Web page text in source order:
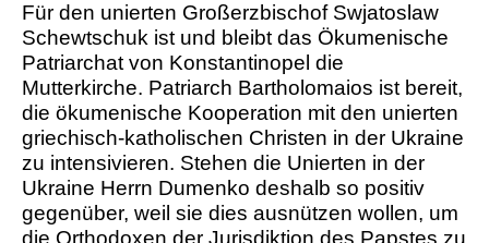
Für den unierten Großerzbischof Swjatoslaw
Schewtschuk ist und bleibt das Ökumenische
Patriarchat von Konstantinopel die
Mutterkirche. Patriarch Bartholomaios ist bereit,
die ökumenische Kooperation mit den unierten
griechisch-katholischen Christen in der Ukraine
zu intensivieren. Stehen die Unierten in der
Ukraine Herrn Dumenko deshalb so positiv
gegenüber, weil sie dies ausnützen wollen, um